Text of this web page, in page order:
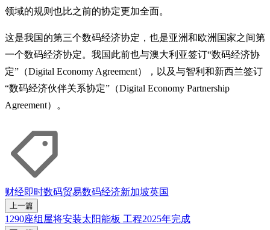
领域的规则也比之前的协定更加全面。
这是我国的第三个数码经济协定，也是亚洲和欧洲国家之间第
一个数码经济协定。我国此前也与澳大利亚签订“数码经济协
定”（Digital Economy Agreement），以及与智利和新西兰签订
“数码经济伙伴关系协定”（Digital Economy Partnership
Agreement）。
财经即时数码贸易数码经济新加坡英国
上一篇
1290座组屋将安装太阳能板 工程2025年完成